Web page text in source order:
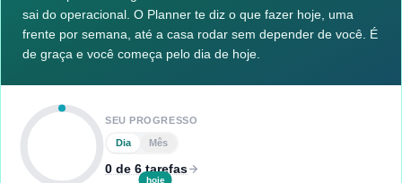
sai do operacional. O Planner te diz o que fazer hoje, uma
frente por semana, até a casa rodar sem depender de você. É
de graça e você começa pelo dia de hoje.
SEU PROGRESSO
Dia Mês
0 de 6 tarefas
hoje